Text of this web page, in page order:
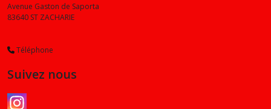
Avenue Gaston de Saporta
83640 ST ZACHARIE
Téléphone
Suivez nous